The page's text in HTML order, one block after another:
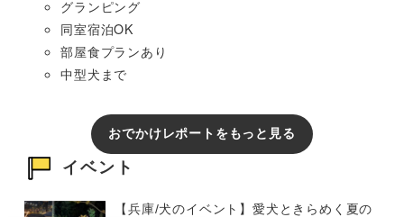
グランピング
同室宿泊OK
部屋食プランあり
中型犬まで
おでかけレポートをもっと見る
イベント
【兵庫/犬のイベント】愛犬ときらめく夏の